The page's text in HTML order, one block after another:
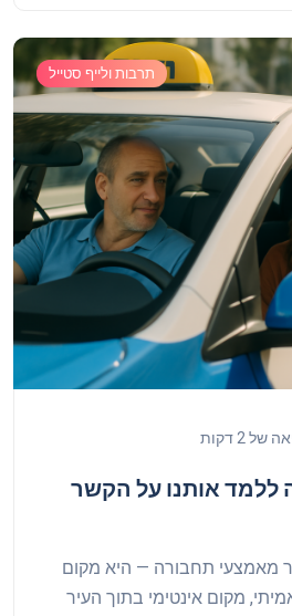
תרבות ולייף סטייל
של 2 דקות
ללמד אותנו על הקשר
מאמצעי תחבורה — היא מקום
מקום אינטימי בתוך העיר